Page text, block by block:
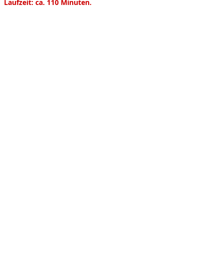
Product information
Laufzeit: ca. 110 Minuten.